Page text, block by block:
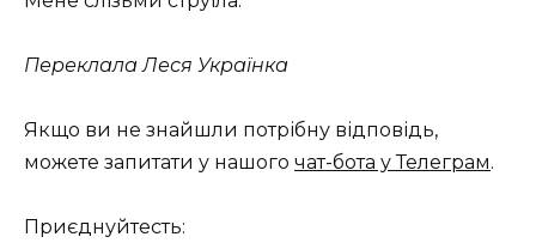
Переклала Леся Українка
Якщо ви не знайшли потрібну відповідь,
можете запитати у нашого чат-бота у Телеграм.
Приєднуйтесть: